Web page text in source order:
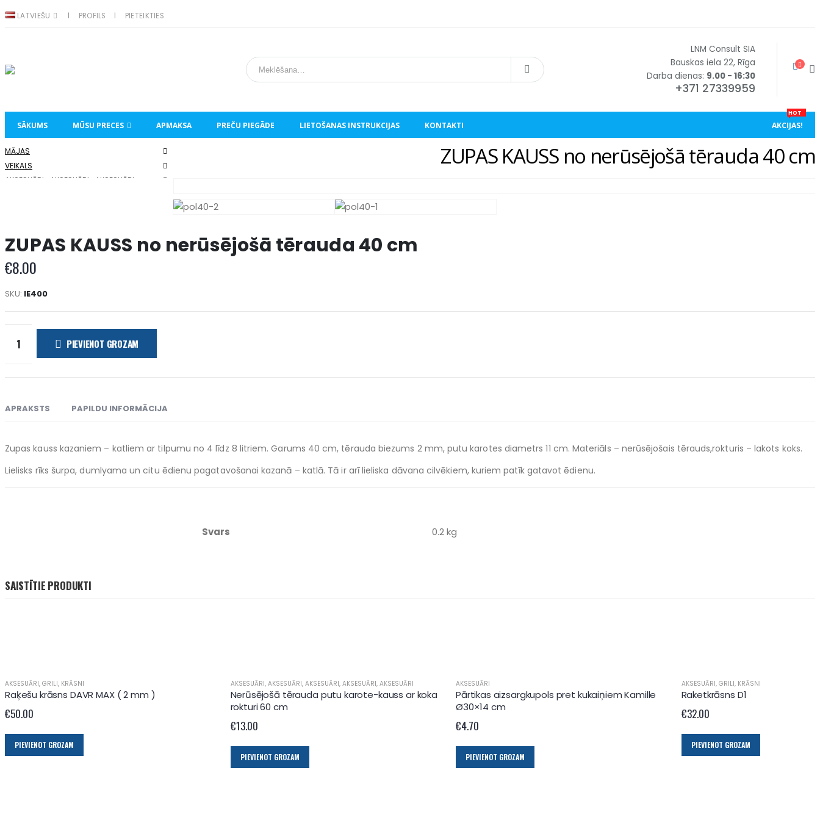
LATVIEŠU PROFILS PIETEIKTIES
LNM Consult SIA
Bauskas iela 22, Rīga
Darba dienas: 9.00 - 16:30
+371 27339959
SĀKUMS MŪSU PRECES APMAKSA PREČU PIEGĀDE LIETOŠANAS INSTRUKCIJAS KONTAKTI AKCIJAS!
HOT
ZUPAS KAUSS no nerūsējošā tērauda 40 cm
MĀJAS
VEIKALS
AKSESUĀRI
AKSESUĀRI
AKSESUĀRI
ZUPAS KAUSS no nerūsējošā tērauda 40 cm
€8.00
SKU: IE400
PIEVIENOT GROZAM
APRAKSTS PAPILDU INFORMĀCIJA
Zupas kauss kazaniem – katliem ar tilpumu no 4 līdz 8 litriem. Garums 40 cm, tērauda biezums 2 mm, putu karotes diametrs 11 cm. Materiāls – nerūsējošais tērauds,rokturis – lakots koks.
Lielisks rīks šurpa, dumlyama un citu ēdienu pagatavošanai kazanā – katlā. Tā ir arī lieliska dāvana cilvēkiem, kuriem patīk gatavot ēdienu.
Svars 0.2 kg
SAISTĪTIE PRODUKTI
AKSESUĀRI, GRILI, KRĀSNI
Raķešu krāsns DAVR MAX ( 2 mm )
€50.00
PIEVIENOT GROZAM
AKSESUĀRI, AKSESUĀRI, AKSESUĀRI, AKSESUĀRI, AKSESUĀRI
Nerūsējošā tērauda putu karote-kauss ar koka
rokturi 60 cm
€13.00
PIEVIENOT GROZAM
AKSESUĀRI
Pārtikas aizsargkupols pret kukaiņiem Kamille
Ø30×14 cm
€4.70
PIEVIENOT GROZAM
AKSESUĀRI, GRILI, KRĀSNI
Raketkrāsns D1
€32.00
PIEVIENOT GROZAM